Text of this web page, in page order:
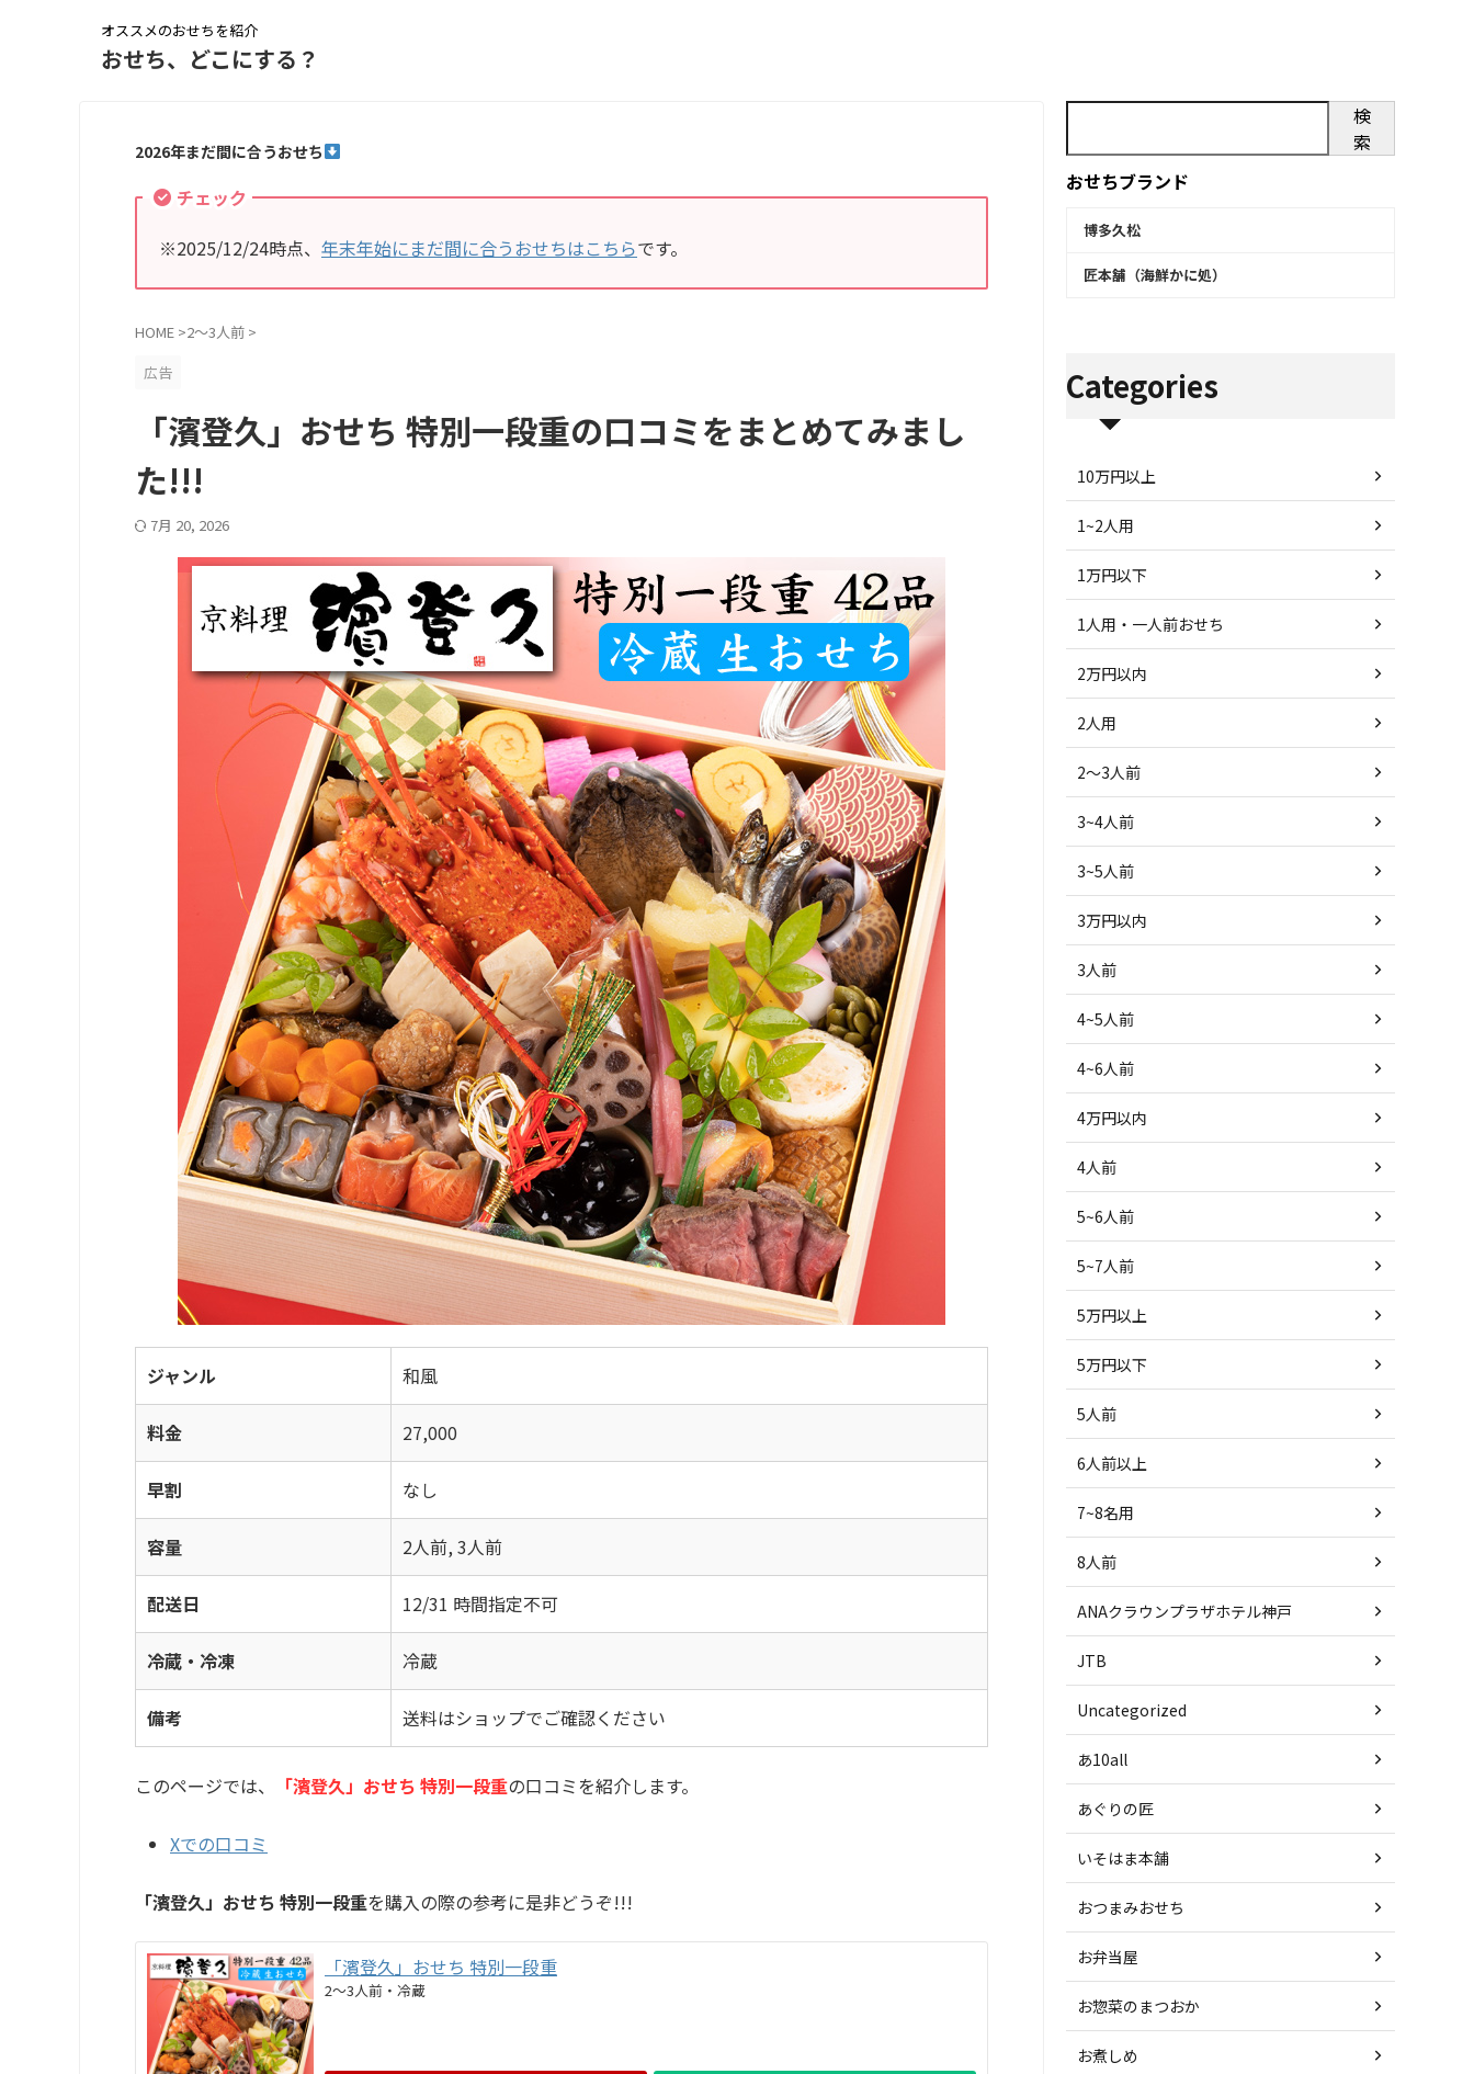
オススメのおせちを紹介
おせち、どこにする？
2026年まだ間に合うおせち
チェック
※2025/12/24時点、 年末年始にまだ間に合うおせちはこちらです。
HOME >2～3人前 >
広告
「濱登久」おせち 特別一段重の口コミをまとめてみまし
た!!!
7月 20, 2026
ジャンル 和風
料金 27,000
早割 なし
容量 2人前, 3人前
配送日 12/31 時間指定不可
冷蔵・冷凍 冷蔵
備考 送料はショップでご確認ください
このページでは、 「濱登久」おせち 特別一段重の口コミを紹介します。
Xでの口コミ
「濱登久」おせち 特別一段重を購入の際の参考に是非どうぞ!!!
「濱登久」おせち 特別一段重
2～3人前・冷蔵
検
索
おせちブランド
博多久松
匠本舗（海鮮かに処）
Categories
10万円以上
1~2人用
1万円以下
1人用・一人前おせち
2万円以内
2人用
2～3人前
3~4人前
3~5人前
3万円以内
3人前
4~5人前
4~6人前
4万円以内
4人前
5~6人前
5~7人前
5万円以上
5万円以下
5人前
6人前以上
7~8名用
8人前
ANAクラウンプラザホテル神戸
JTB
Uncategorized
あ10all
あぐりの匠
いそはま本舗
おつまみおせち
お弁当屋
お惣菜のまつおか
お煮しめ